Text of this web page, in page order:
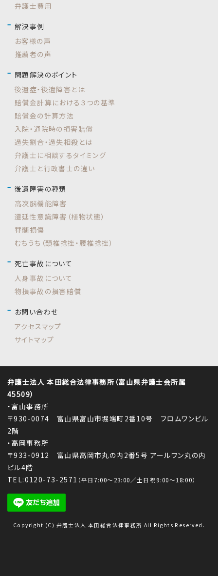
弁護士費用
解決事例
お客様の声
推薦者の声
問題解決のポイント
後遺症・後遺障害とは
賠償金計算における３つの基準
賠償金の計算方法
入院・通院時の損害賠償
過失割合・過失相殺とは
弁護士に相談するタイミング
弁護士と行政書士の違い
後遺障害の種類
高次脳機能障害
遷延性意識障害（植物状態）
脊髄損傷
むちうち（頚椎捻挫・腰椎捻挫）
死亡事故について
人身事故について
物損事故の損害賠償
お問い合わせ
アクセスマップ
サイトマップ
弁護士法人 本田総合法律事務所（富山県弁護士会所属
45509）
・富山事務所
〒930-0074 富山県富山市堀端町2番10号 フロムワンビル
2階
・高岡事務所
〒933-0912 富山県高岡市丸の内2番5号 アールワン丸の内
ビル4階
TEL:0120-73-2571 （平日7:00～23:00／土日祝9:00～18:00）
Copyright (C) 弁護士法人 本田総合法律事務所 All Rights Reserved.